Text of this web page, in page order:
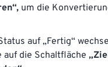
um die
auf „Fertig“
auf die Schaltfläche